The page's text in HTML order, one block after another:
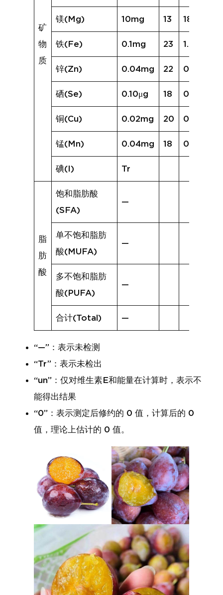
矿
物
质
镁(Mg) 10mg 13 18mg
铁(Fe) 0.1mg 23 1.2mg
锌(Zn) 0.04mg 22 0.46mg
硒(Se) 0.10μg 18 0.96μg
铜(Cu) 0.02mg 20 0.48mg
锰(Mn) 0.04mg 18 0.17mg
碘(I) Tr
脂
肪
酸
饱和脂肪酸
(SFA)
—
单不饱和脂肪
酸(MUFA)
—
多不饱和脂肪
酸(PUFA)
—
合计(Total) —
“—”：表示未检测
“Tr”：表示未检出
“un”：仅对维生素E和能量在计算时，表示不
能得出结果
“0”：表示测定后修约的 0 值，计算后的 0
值，理论上估计的 0 值。